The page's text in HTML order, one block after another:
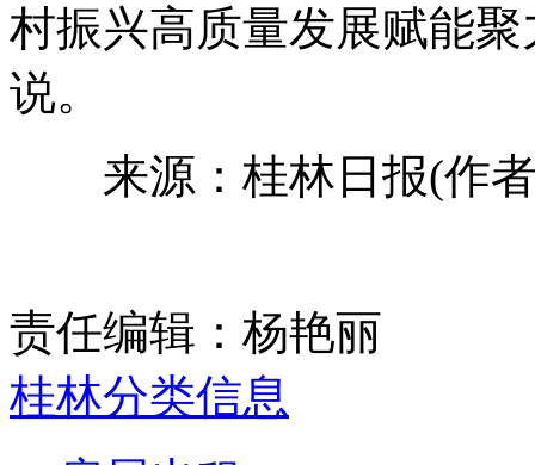
村振兴高质量发展赋能
说。
来源：桂林日报(作者
责任编辑：杨艳丽
桂林分类信息